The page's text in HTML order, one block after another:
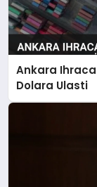
Ankara
Dolara Ulasti